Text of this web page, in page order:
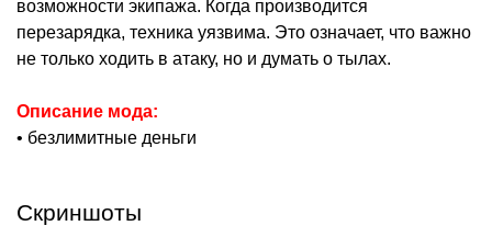
возможности экипажа. Когда производится
перезарядка, техника уязвима. Это означает, что важно
не только ходить в атаку, но и думать о тылах.
Описание мода:
• безлимитные деньги
Скриншоты